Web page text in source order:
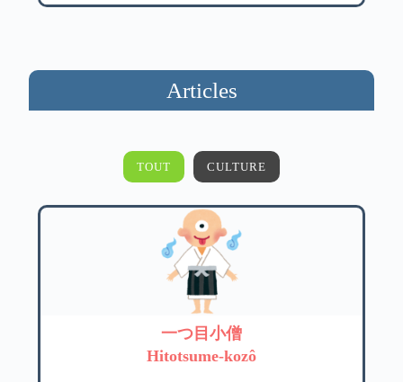
Articles
TOUT CULTURE
一つ目小僧
Hitotsume-kozô